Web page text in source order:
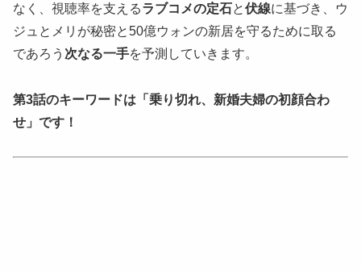
なく、視聴率を支えるラブコメの定石と伏線に基づき、ウ
ジュとメリが秘密と50億ウォンの新居を守るために取る
であろう 次なる一手を予測していきます。
第3話のキーワードは「乗り切れ、新婚夫婦の初顔合わ
せ」です！